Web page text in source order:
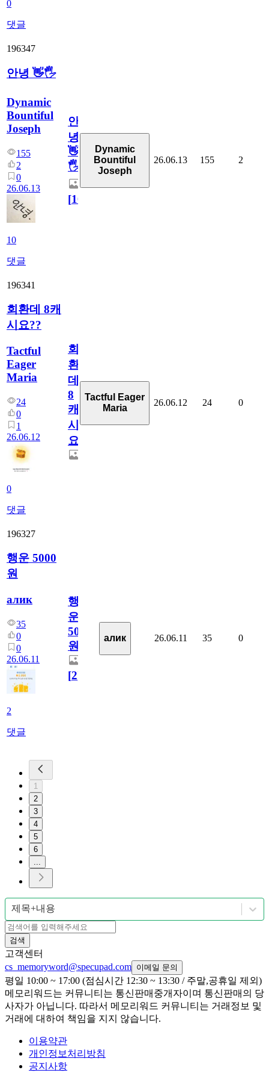
0
댓글
196347
안녕 👋🖐
Dynamic
Bountiful
Joseph
155
2
0
26.06.13
10
댓글
안
녕
👋
🖐
[10
Dynamic
Bountiful
Joseph
26.06.13 155 2
196341
회환데 8캐
시요??
Tactful
Eager
Maria
24
0
1
26.06.12
0
댓글
회
환
데
8
캐
시
요??
Tactful Eager
Maria
26.06.12 24 0
196327
행운 5000
원
алик
35
0
0
26.06.11
2
댓글
행
운
5000
원
[2]
алик 26.06.11 35 0
1
2
3
4
5
6
제목+내용
검색
고객센터
cs_memoryword@specupad.com 이메일 문의
평일 10:00 ~ 17:00 (점심시간 12:30 ~ 13:30 / 주말,공휴일 제외)
메모리워드는 커뮤니티는 통신판매중개자이며 통신판매의 당
사자가 아닙니다. 따라서 메모리워드 커뮤니티는 거래정보 및
거래에 대하여 책임을 지지 않습니다.
이용약관
개인정보처리방침
공지사항